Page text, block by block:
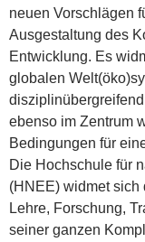
neuen Vorschlägen
Ausgestaltung des
Entwicklung. Es
globalen
ebenso im Zentrum
Bedingungen für
Die Hochschule für
(HNEE) widmet sich
Lehre, Forschung,
seiner ganzen